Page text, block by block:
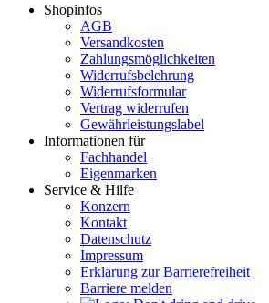
Shopinfos
AGB
Versandkosten
Zahlungsmöglichkeiten
Widerrufsbelehrung
Widerrufsformular
Vertrag widerrufen
Gewährleistungslabel
Informationen für
Fachhandel
Eigenmarken
Service & Hilfe
Konzern
Kontakt
Datenschutz
Impressum
Erklärung zur Barrierefreiheit
Barriere melden